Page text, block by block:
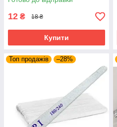
нігтів
12 ₴ 18 ₴
Купити
Топ продажів –28%